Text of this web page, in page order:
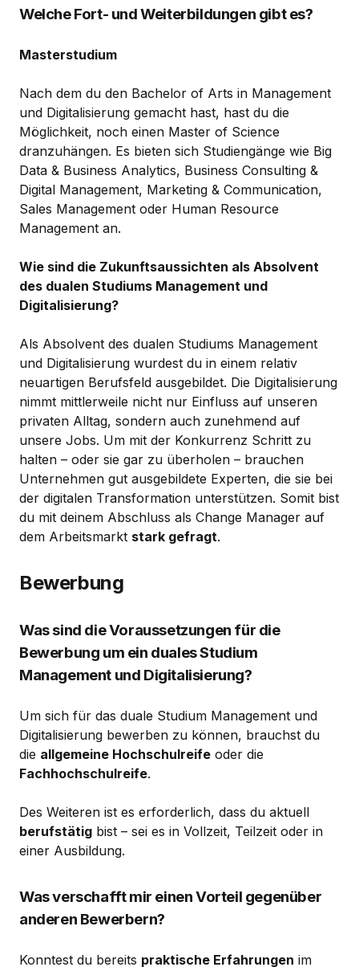
Welche Fort- und Weiterbildungen gibt es?
Masterstudium
Nach dem du den Bachelor of Arts in Management
und Digitalisierung gemacht hast, hast du die
Möglichkeit, noch einen Master of Science
dranzuhängen. Es bieten sich Studiengänge wie Big
Data & Business Analytics, Business Consulting &
Digital Management, Marketing & Communication,
Sales Management oder Human Resource
Management an.
Wie sind die Zukunftsaussichten als Absolvent
des dualen Studiums Management und
Digitalisierung?
Als Absolvent des dualen Studiums Management
und Digitalisierung wurdest du in einem relativ
neuartigen Berufsfeld ausgebildet. Die Digitalisierung
nimmt mittlerweile nicht nur Einfluss auf unseren
privaten Alltag, sondern auch zunehmend auf
unsere Jobs. Um mit der Konkurrenz Schritt zu
halten – oder sie gar zu überholen – brauchen
Unternehmen gut ausgebildete Experten, die sie bei
der digitalen Transformation unterstützen. Somit bist
du mit deinem Abschluss als Change Manager auf
dem Arbeitsmarkt stark gefragt.
Bewerbung
Was sind die Voraussetzungen für die
Bewerbung um ein duales Studium
Management und Digitalisierung?
Um sich für das duale Studium Management und
Digitalisierung bewerben zu können, brauchst du
die allgemeine Hochschulreife oder die
Fachhochschulreife.
Des Weiteren ist es erforderlich, dass du aktuell
berufstätig bist – sei es in Vollzeit, Teilzeit oder in
einer Ausbildung.
Was verschafft mir einen Vorteil gegenüber
anderen Bewerbern?
Konntest du bereits praktische Erfahrungen im